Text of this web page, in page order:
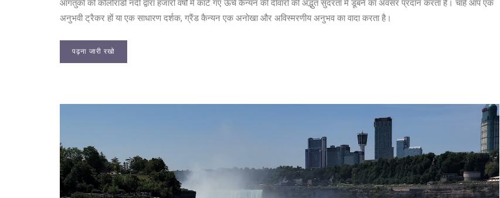
आगंतुकों को कोलोराडो नदी द्वारा हजारों वर्षों में काटे गए ऊँचे कैन्यन की दीवारों की अद्भुत सुंदरता में डूबने का अवसर प्रदान करता है। चाहे आप एक
अनुभवी ट्रैकर हों या एक साधारण दर्शक, ग्रैंड कैन्यन एक अनोखा और अविस्मरणीय अनुभव का वादा करता है।
पढ़ना जारी रखो